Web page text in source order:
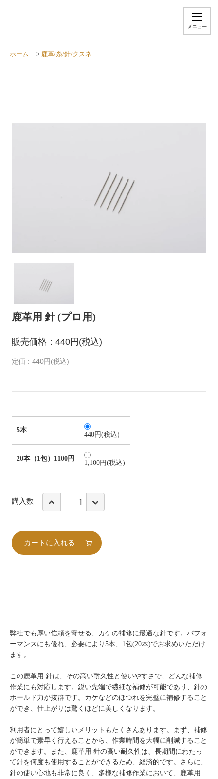
メニュー
ホーム > 鹿革/糸/針/クスネ
鹿革用 針 (プロ用)
販売価格：440円(税込)
定価：440円(税込)
5本
440円(税込)
20本（1包）1100円
1,100円(税込)
購入数
カートに入れる
弊社でも厚い信頼を寄せる、カケの補修に最適な針です。パフォ
ーマンスにも優れ、必要により5本、1包(20本)でお求めいただけ
ます。
この鹿革用 針は、その高い耐久性と使いやすさで、どんな補修
作業にも対応します。鋭い先端で繊細な補修が可能であり、針の
ホールド力が抜群です。カケなどのほつれを完璧に補修すること
ができ、仕上がりは驚くほどに美しくなります。
利用者にとって嬉しいメリットもたくさんあります。まず、補修
が簡単で素早く行えることから、作業時間を大幅に削減すること
ができます。また、鹿革用 針の高い耐久性は、長期間にわたっ
て針を何度も使用することができるため、経済的です。さらに、
針の使い心地も非常に良く、多様な補修作業において、鹿革用